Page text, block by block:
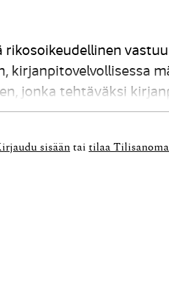
rikosoikeudellinen
kirjanpitovelvollisessa
jonka tehtäväksi
että sen hallintaan
sisään tai tilaa